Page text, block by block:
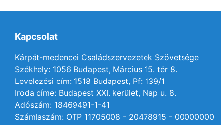
Kapcsolat
Kárpát-medencei Családszervezetek Szövetsége
Székhely: 1056 Budapest, Március 15. tér 8.
Levelezési cím: 1518 Budapest, Pf: 139/1
Iroda címe: Budapest XXI. kerület, Nap u. 8.
Adószám: 18469491-1-41
Számlaszám: OTP 11705008 - 20478915 - 00000000